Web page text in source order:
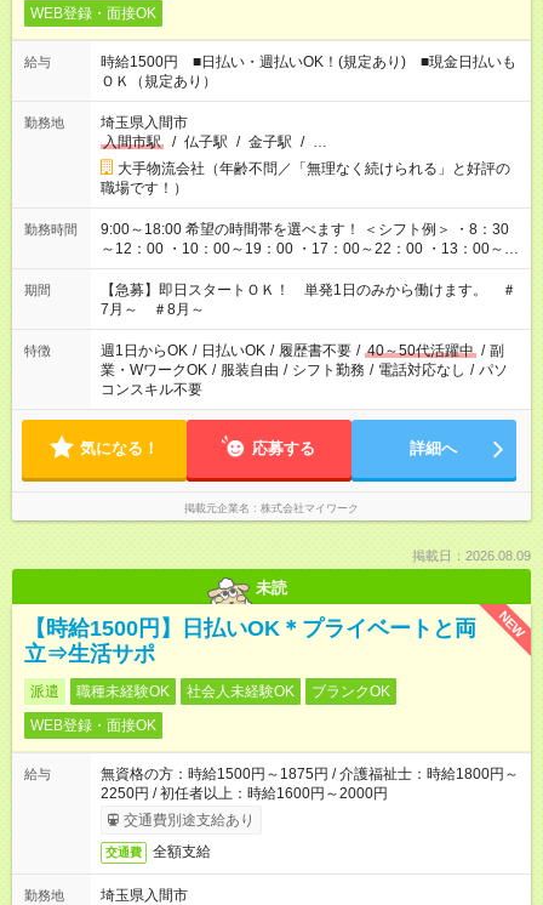
WEB登録・面接OK
給与
時給1500円 ■日払い・週払いOK！(規定あり) ■現金日払いも
ＯＫ（規定あり）
勤務地
埼玉県入間市
入間市駅
/ 仏子駅 / 金子駅 / …
大手物流会社（年齢不問／「無理なく続けられる」と好評の
職場です！）
勤務時間
9:00～18:00 希望の時間帯を選べます！ ＜シフト例＞ ・8：30
～12：00 ・10：00～19：00 ・17：00～22：00 ・13：00～
22：00 ・22：00～翌6：00 など
期間
【急募】即日スタートＯＫ！ 単発1日のみから働けます。 ＃
7月～ ＃8月～
特徴 週1日からOK / 日払いOK / 履歴書不要 / 40～50代活躍中 / 副
業・WワークOK / 服装自由 / シフト勤務 / 電話対応なし / パソ
コンスキル不要
気になる！ 応募する 詳細へ
掲載元企業名 株式会社マイワーク
掲載日：2026.08.09
未読
NEW
【時給1500円】日払いOK＊プライベートと両
立⇒生活サポ
派遣 職種未経験OK 社会人未経験OK
ブランクOK
WEB登録・面接OK
給与
無資格の方：時給1500円～1875円 / 介護福祉士：時給1800円～
2250円 / 初任者以上：時給1600円～2000円
交通費別途支給あり
交通費 全額支給
勤務地
埼玉県入間市